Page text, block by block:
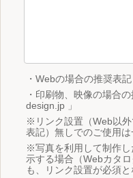
・Webの場合の推奨表記
・印刷物、映像の場合
design.jp 」
※リンク設置（Web以
表記）無しでのご使用は
※写真を利用して制作
示する場合（Webカタ
も、リンク設置が必須と